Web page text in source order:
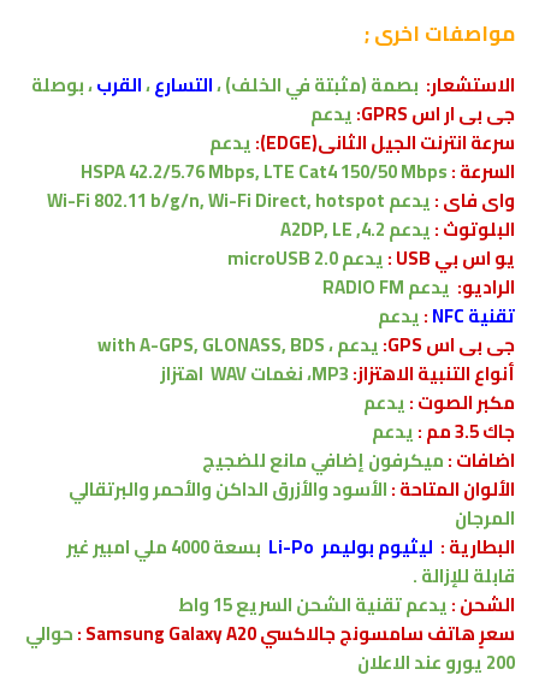
مواصفات اخرى;
الاستشعار: بصمة (مثبتة في الخلف) ،التسارع،القرب،بوصلة
جى بى ار اس GPRS:
يدعم
سرعة انترنت الجيل الثانى(EDGE):
يدعم
السرعة :HSPA 42.2/5.76 Mbps, LTE Cat4 150/50 Mbps
واى فاى :يدعمWi-Fi 802.11 b/g/n, Wi-Fi Direct, hotspot
البلوتوث :يدعم4.2, A2DP, LE
يو اس بي USB :
يدعمmicroUSB 2.0
الراديو: يدعم RADIO FM
تقنية NFC
:يدعم
جى بى اس GPS:
يدعم ،with A-GPS, GLONASS, BDS
أنواع التنبية الاهتزاز:
اهتزاز
مكبر الصوت :يدعم
جاك 3.5 مم :
يدعم
اضافات :ميكرفون إضافي مانع للضجيج
الألوان المتاحة :الأسود والأزرق الداكن والأحمر والبرتقالي
المرجان
البطارية: ليثيوم بوليمر Li-Po بسعة4000ملي امبيرغير
قابلة للإزالة .
الشحن:يدعمتقنية الشحن السريع15 واط
سعرٍ هاتف سامسونج جالاكسي Samsung Galaxy A20 :
حوالي
200 يورو عند الاعلان